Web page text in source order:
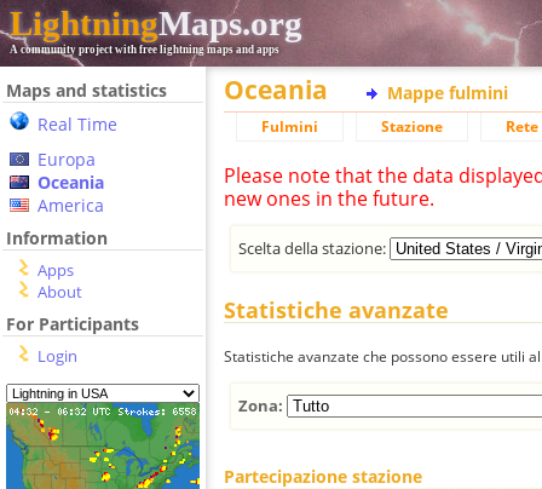
LightningMaps.org
A community project with free lightning maps and apps
Maps and statistics
Real Time
Europa
Oceania
America
Information
Apps
About
For Participants
Login
Oceania Mappe fulmini
Fulmini Stazione
Please note that the data
new ones in the future.
Scelta della stazione:
Statistiche avanzate
Statistiche avanzate che possono essere utili
Zona:
Partecipazione stazione